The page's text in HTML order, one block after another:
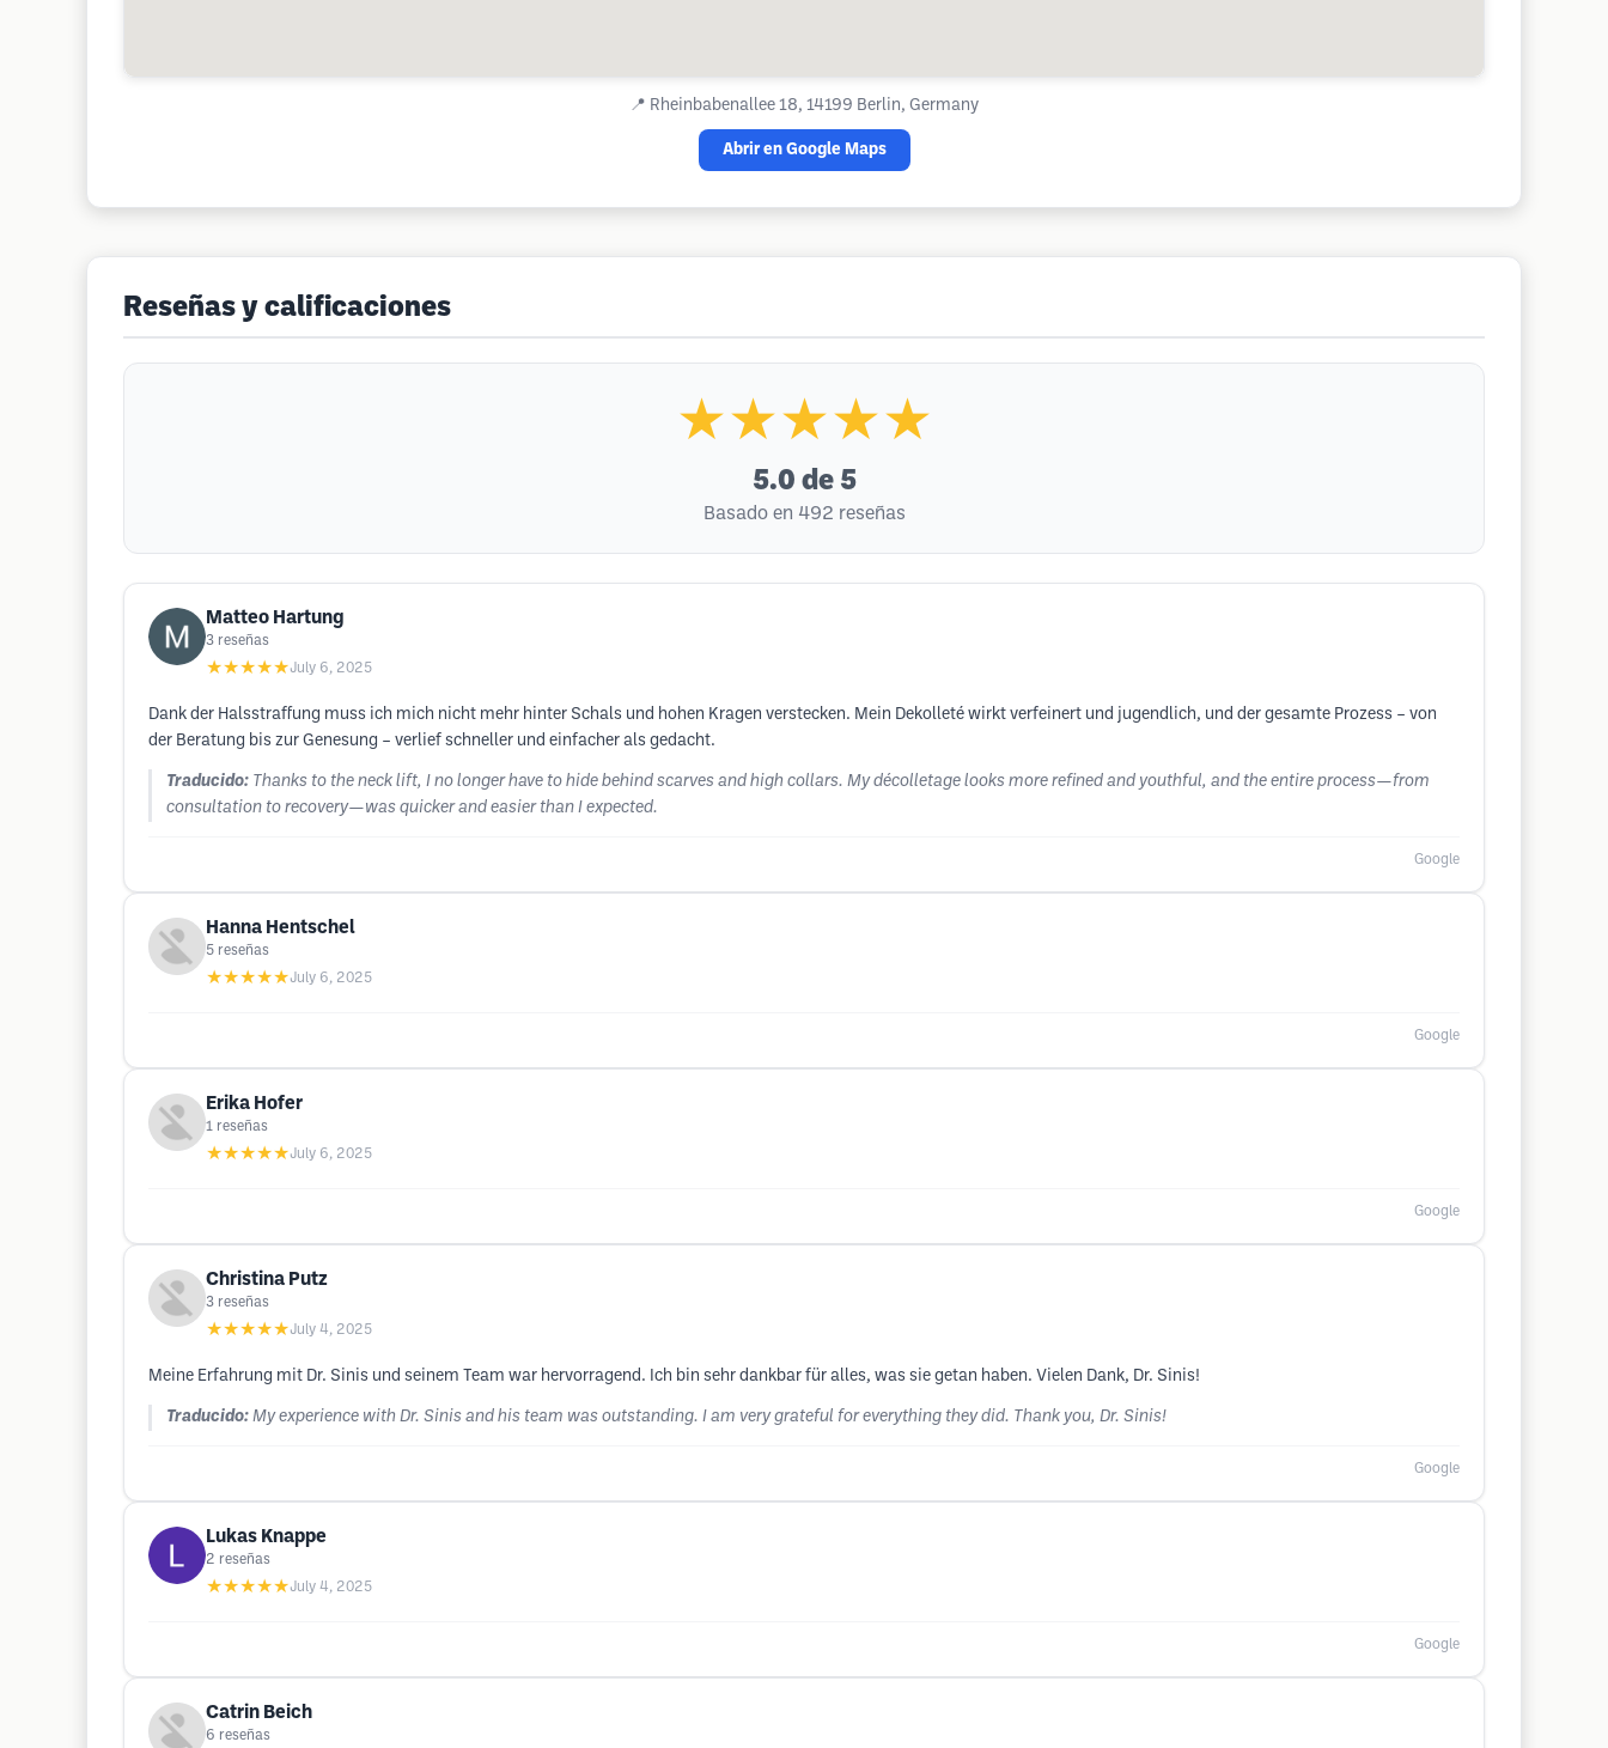
📍 Rheinbabenallee 18, 14199 Berlin, Germany
Abrir en Google Maps
Reseñas y calificaciones
★★★★★
5.0 de 5
Basado en 492 reseñas
Matteo Hartung
3 reseñas
★★★★★July 6, 2025
Dank der Halsstraffung muss ich mich nicht mehr hinter Schals und hohen Kragen verstecken. Mein Dekolleté wirkt verfeinert und jugendlich, und der gesamte Prozess – von
der Beratung bis zur Genesung – verlief schneller und einfacher als gedacht.
Traducido: Thanks to the neck lift, I no longer have to hide behind scarves and high collars. My décolletage looks more refined and youthful, and the entire process—from
consultation to recovery—was quicker and easier than I expected.
Google
Hanna Hentschel
5 reseñas
★★★★★July 6, 2025
Google
Erika Hofer
1 reseñas
★★★★★July 6, 2025
Google
Christina Putz
3 reseñas
★★★★★July 4, 2025
Meine Erfahrung mit Dr. Sinis und seinem Team war hervorragend. Ich bin sehr dankbar für alles, was sie getan haben. Vielen Dank, Dr. Sinis!
Traducido: My experience with Dr. Sinis and his team was outstanding. I am very grateful for everything they did. Thank you, Dr. Sinis!
Google
Lukas Knappe
2 reseñas
★★★★★July 4, 2025
Google
Catrin Beich
6 reseñas